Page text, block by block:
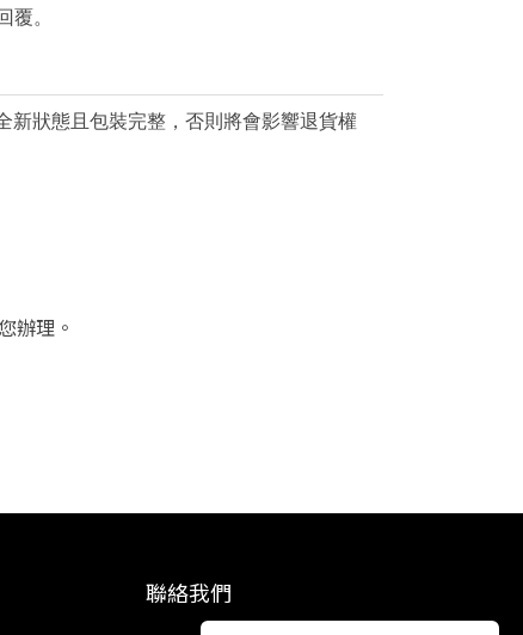
覆。
新狀態且包裝完整，否則將會影響退貨權
辦理。
聯絡我們